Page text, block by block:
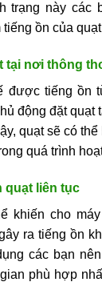
trạng này các
tiếng ồn của
tại nơi thông
được tiếng ồn
động đặt quạt
quạt sẽ có
quá trình
quạt liên tục
khiến cho
ra tiếng ồn
các bạn
phù hợp